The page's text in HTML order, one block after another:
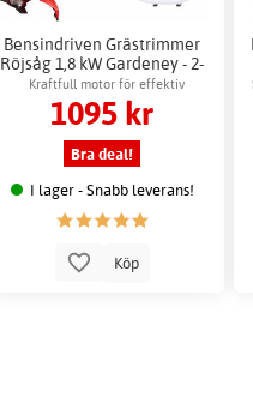
Bensindriven Grästrimmer
Röjsåg 1,8 kW Gardeney - 2-
taktsmotor
Kraftfull motor för effektiv
grästrimning
1095 kr
Bra deal!
I lager - Snabb leverans!
Köp